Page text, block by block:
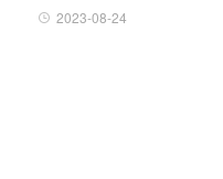
2023-08-24